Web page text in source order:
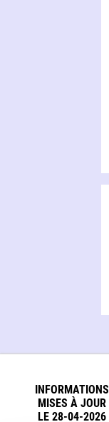
INFORMATIONS
MISES À JOUR
LE 28-04-2026